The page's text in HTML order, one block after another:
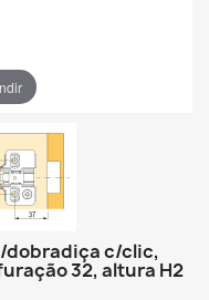
dobradiça c/clic,
32, altura H2